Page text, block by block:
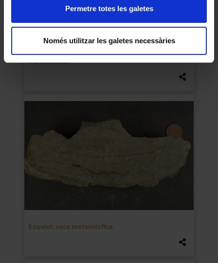
Permetre totes les galetes
Només utilitzar les galetes necessàries
metamòrfica
Esquist: roca metamòrfica